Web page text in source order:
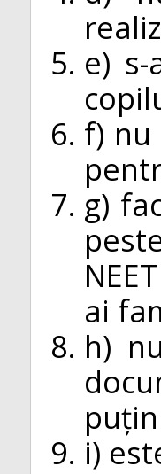
e)
f) nu
g)
ai
h)
i)